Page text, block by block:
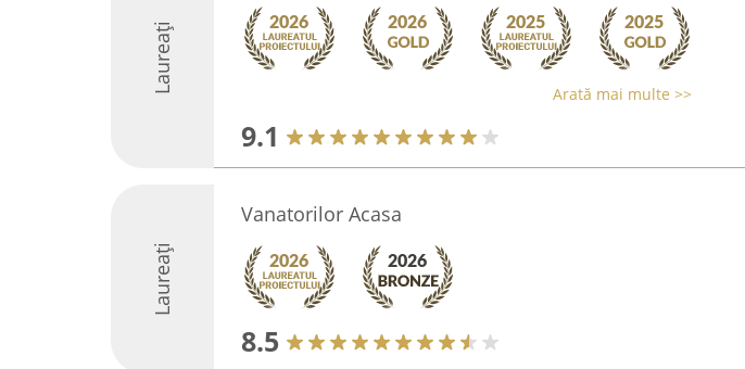
Laureați Arată mai multe >>
9.1
Laureați
Vanatorilor Acasa
8.5